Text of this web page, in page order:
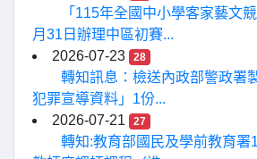
「115年全國中小學客家藝文
月31日辦理中區初賽...
2026-07-23
28
轉知訊息：檢送內政部警政署
犯罪宣導資料」1份...
2026-07-21
27
轉知:教育部國民及學前教育署